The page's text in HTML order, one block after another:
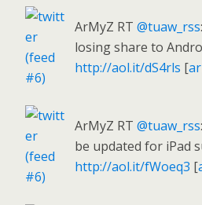
ArMyZ RT @tuaw_rss
losing share to
http://aol.it/dS4rls [
ArMyZ RT @tuaw_rss
be updated for iPad
http://aol.it/fWoeq3 [